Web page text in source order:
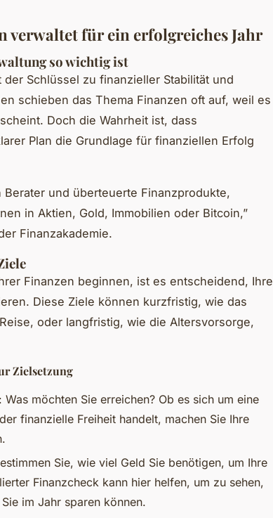
verwaltet für ein erfolgreiches Jahr
so wichtig ist
Schlüssel zu finanzieller Stabilität und
schieben das Thema Finanzen oft auf, weil es
Doch die Wahrheit ist, dass
Plan die Grundlage für finanziellen Erfolg
Berater und überteuerte Finanzprodukte,
in Aktien, Gold, Immobilien oder Bitcoin,”
Finanzakademie.
Finanzen beginnen, ist es entscheidend, Ihre
Diese Ziele können kurzfristig, wie das
oder langfristig, wie die Altersvorsorge,
Zielsetzung
: Was möchten Sie erreichen? Ob es sich um eine
finanzielle Freiheit handelt, machen Sie Ihre
Sie, wie viel Geld Sie benötigen, um Ihre
Finanzcheck kann hier helfen, um zu sehen,
im Jahr sparen können.